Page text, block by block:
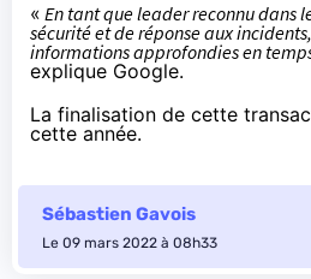
« En tant que leader reconnu dans
sécurité et de réponse aux
informations approfondies en
explique Google.
La finalisation de cette
cette année.
Sébastien Gavois
Le 09 mars 2022 à 08h33